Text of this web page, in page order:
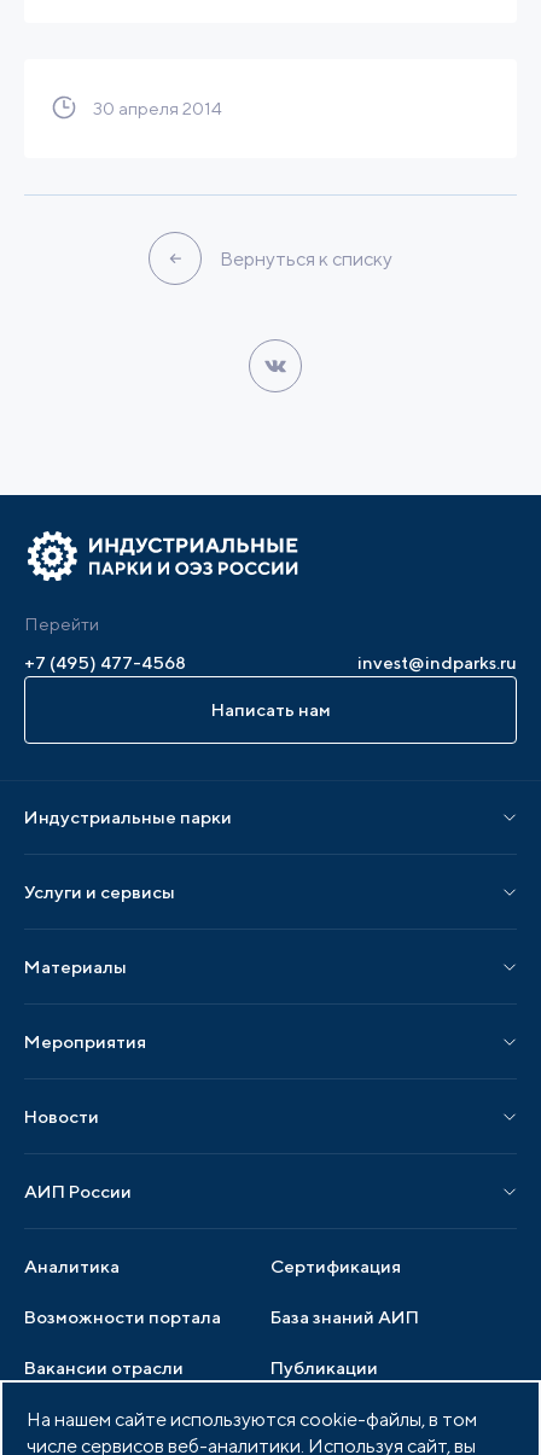
30 апреля 2014
Вернуться к списку
Перейти
+7 (495) 477-4568
invest@indparks.ru
Написать нам
Индустриальные парки
Парки по регионам
Услуги и сервисы
Услуги по локализации
Аналитика Сертификация
Возможности портала
Материалы
Публикации СМИ и статьи
Образцы документов
База знаний АИП
Вакансии отрасли
Мероприятия
Мероприятия отрасли
Новости
Новости отрасли
Публикации
Медиатека Тендеры
АИП России
Члены ассоциации
Услуги ассоциации
Документы АИП
Партнеры ассоциации
На нашем сайте используются cookie-файлы, в том
числе сервисов веб-аналитики. Используя сайт, вы